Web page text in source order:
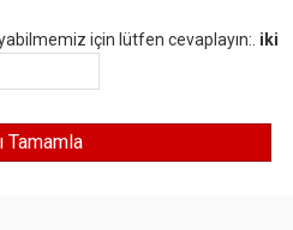
için lütfen cevaplayın:. iki